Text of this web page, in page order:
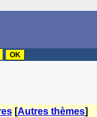
[Autres thèmes]